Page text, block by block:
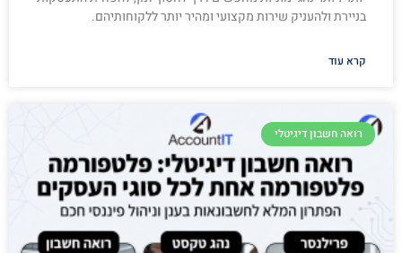
בניירת ולהעניק שירות מקצועי ומהיר יותר ללקוחותיהם.
קרא עוד
רואה חשבון דיגיטלי